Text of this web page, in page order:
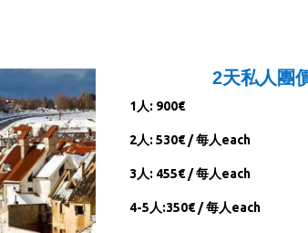
2天私人團
1人: 900€
2人: 530€ / 每人each
3人: 455€ / 每人each
4-5人:350€ / 每人each